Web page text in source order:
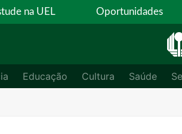
na UEL Oportunidades
Educação Cultura Saúde